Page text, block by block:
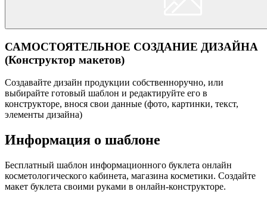
САМОСТОЯТЕЛЬНОЕ СОЗДАНИЕ ДИЗАЙНА
(Конструктор макетов)
Создавайте дизайн продукции собственноручно, или
выбирайте готовый шаблон и редактируйте его в
конструкторе, внося свои данные (фото, картинки, текст,
элементы дизайна)
Информация о шаблоне
Бесплатный шаблон информационного буклета онлайн
косметологического кабинета, магазина косметики. Создайте
макет буклета своими руками в онлайн-конструкторе.